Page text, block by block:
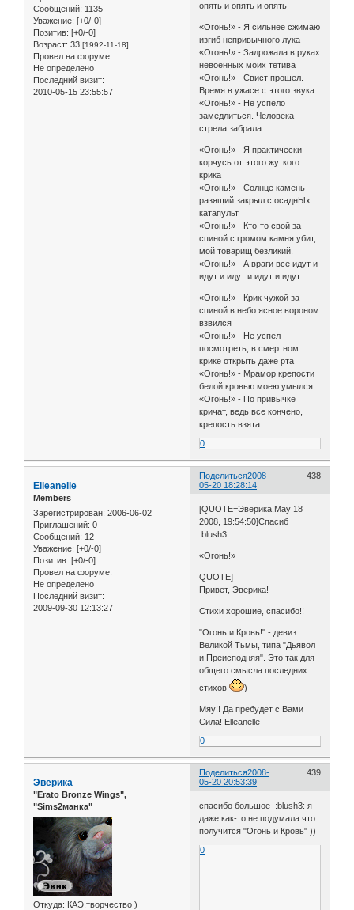
Сообщений: 1135
Уважение: [+0/-0]
Позитив: [+0/-0]
Возраст: 33 [1992-11-18]
Провел на форуме:
Не определено
Последний визит:
2010-05-15 23:55:57
опять и опять и опять
«Огонь!» - Я сильнее сжимаю
изгиб непривычного лука
«Огонь!» - Задрожала в руках
невоенных моих тетива
«Огонь!» - Свист прошел.
Время в ужасе с этого звука
«Огонь!» - Не успело
замедлиться. Человека
стрела забрала
«Огонь!» - Я практически
корчусь от этого жуткого
крика
«Огонь!» - Солнце камень
разящий закрыл с осаднЫх
катапульт
«Огонь!» - Кто-то свой за
спиной с громом камня убит,
мой товарищ безликий.
«Огонь!» - А враги все идут и
идут и идут и идут и идут
«Огонь!» - Крик чужой за
спиной в небо ясное вороном
взвился
«Огонь!» - Не успел
посмотреть, в смертном
крике открыть даже рта
«Огонь!» - Мрамор крепости
белой кровью моею умылся
«Огонь!» - По привычке
кричат, ведь все кончено,
крепость взята.
0
Поделиться 438
2008-
05-20 18:28:14
Elleanelle
Members
Зарегистрирован: 2006-06-02
Приглашений: 0
Сообщений: 12
Уважение: [+0/-0]
Позитив: [+0/-0]
Провел на форуме:
Не определено
Последний визит:
2009-09-30 12:13:27
[QUOTE=Эверика,May 18
2008, 19:54:50]Спасиб
:blush3:
«Огонь!»
QUOTE]
Привет, Эверика!
Стихи хорошие, спасибо!!
"Огонь и Кровь!" - девиз
Великой Тьмы, типа "Дьявол
и Преисподняя". Это так для
общего смысла последних
стихов
)
Мяу!! Да пребудет с Вами
Сила! Elleanelle
0
Поделиться 439
2008-
05-20 20:53:39
Эверика
"Erato Bronze Wings",
"Sims2манка"
Откуда: КАЭ,творчество )
спасибо большое :blush3: я
даже как-то не подумала что
получится "Огонь и Кровь" ))
0